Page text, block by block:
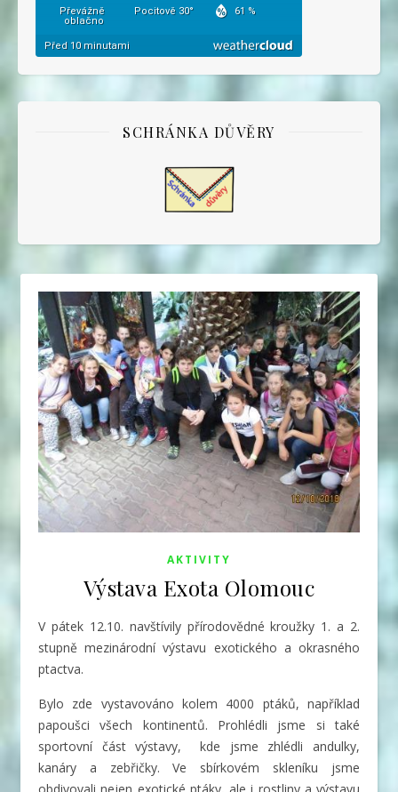
SCHRÁNKA DŮVĚRY
AKTIVITY
Výstava Exota Olomouc
V pátek 12.10. navštívily přírodovědné kroužky 1. a 2.
stupně mezinárodní výstavu exotického a okrasného
ptactva.
Bylo zde vystavováno kolem 4000 ptáků, například
papoušci všech kontinentů. Prohlédli jsme si také
sportovní část výstavy, kde jsme zhlédli andulky,
kanáry a zebřičky. Ve sbírkovém skleníku jsme